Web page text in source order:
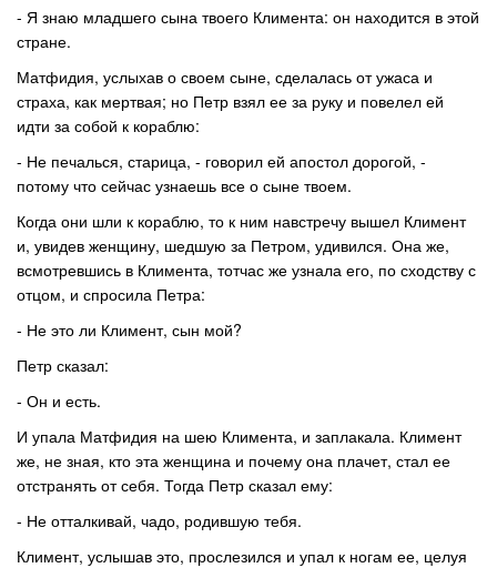
- Я знаю младшего сына твоего Климента: он находится в этой
стране.
Матфидия, услыхав о своем сыне, сделалась от ужаса и
страха, как мертвая; но Петр взял ее за руку и повелел ей
идти за собой к кораблю:
- Не печалься, старица, - говорил ей апостол дорогой, -
потому что сейчас узнаешь все о сыне твоем.
Когда они шли к кораблю, то к ним навстречу вышел Климент
и, увидев женщину, шедшую за Петром, удивился. Она же,
всмотревшись в Климента, тотчас же узнала его, по сходству с
отцом, и спросила Петра:
- Не это ли Климент, сын мой?
Петр сказал:
- Он и есть.
И упала Матфидия на шею Климента, и заплакала. Климент
же, не зная, кто эта женщина и почему она плачет, стал ее
отстранять от себя. Тогда Петр сказал ему:
- Не отталкивай, чадо, родившую тебя.
Климент, услышав это, прослезился и упал к ногам ее, целуя